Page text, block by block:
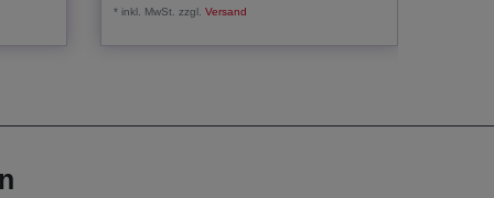
*inkl. MwSt. zzgl.Versand